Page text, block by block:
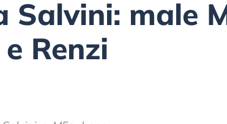
Salvini: male
Renzi